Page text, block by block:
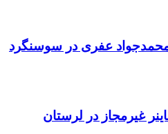
عفری در سوسنگرد